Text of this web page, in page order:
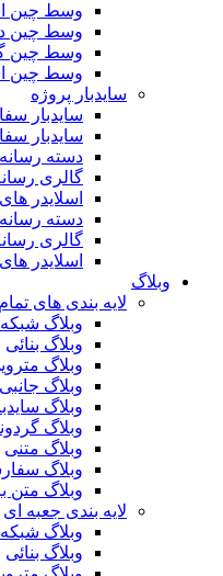
وسط چین
وسط چین
وسط چین
وسط چین
سایدبار پروژه
سایدبار
سایدبار
دسته رسانه
گالری
اسلایدر
دسته
گالری
اسلایدر
وبلاگ
لایه بندی های
وبلاگ
وبلاگ بنائی
وبلاگ
وبلاگ جانبی
وبلاگ
وبلاگ
وبلاگ متنی
وبلاگ
وبلاگ متن
لایه بندی جعبه ای
وبلاگ
وبلاگ بنائی